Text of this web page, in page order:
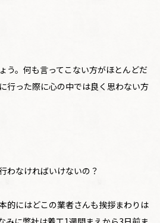
う。何も言ってこない方がほとんどだ
行った際に心の中では良く思わない方
わなければいけないの？
的にはどこの業者さんも挨拶まわりは